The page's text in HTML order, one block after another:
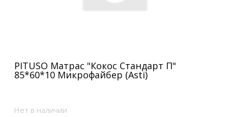
PITUSO Матрас "Кокос Стандарт П"
85*60*10 Микрофайбер (Asti)
Нет в наличии